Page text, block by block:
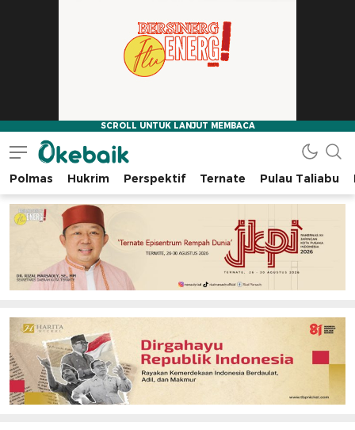
Okebaik.id
Baiknya Dibaca
Polmas Hukrim Perspektif Ternate Pulau Taliabu